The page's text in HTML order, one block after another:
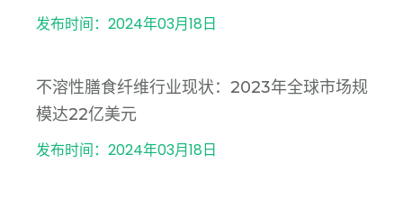
发布时间：2024年03月18日
不溶性膳食纤维行业现状：2023年全球市场规
模达22亿美元
发布时间：2024年03月18日